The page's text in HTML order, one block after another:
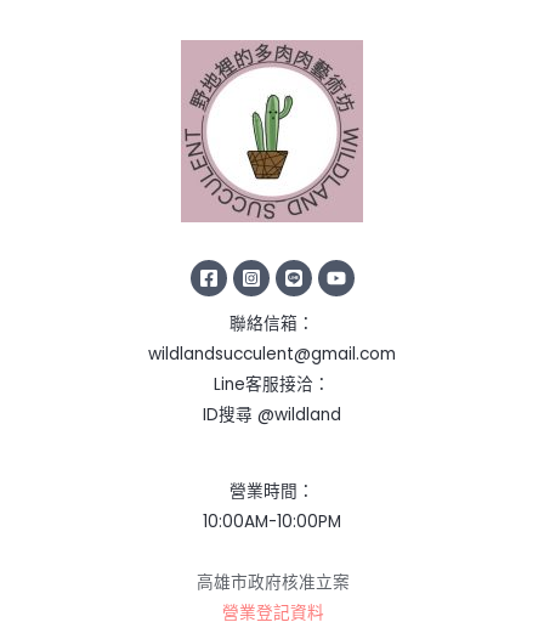
聯絡信箱：
wildlandsucculent@gmail.com
Line客服接洽：
ID搜尋 @wildland
營業時間：
10:00AM-10:00PM
高雄市政府核准立案
營業登記資料